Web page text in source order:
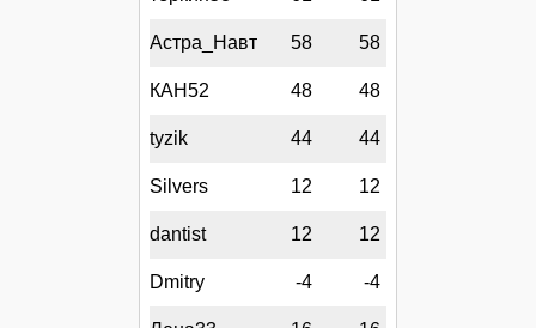
Астра_Навт 58 58
КАН52 48 48
tyzik 44 44
Silvers 12 12
dantist 12 12
Dmitry -4 -4